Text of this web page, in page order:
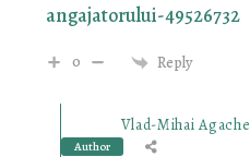
angajatorului-49526732
0 Reply
Vlad-Mihai Agache
Author